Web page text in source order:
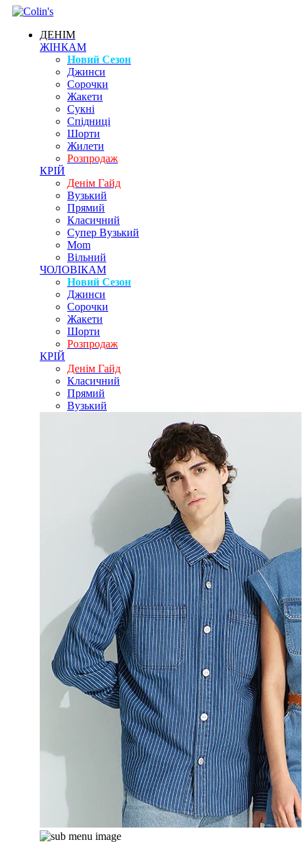
ДЕНІМ
ЖІНКАМ
Новий Сезон
Джинси
Сорочки
Жакети
Сукні
Спідниці
Шорти
Жилети
Розпродаж
КРІЙ
Денім Гайд
Вузький
Прямий
Класичний
Супер Вузький
Mom
Вільний
ЧОЛОВІКАМ
Новий Сезон
Джинси
Сорочки
Жакети
Шорти
Розпродаж
КРІЙ
Денім Гайд
Класичний
Прямий
Вузький